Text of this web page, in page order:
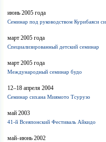
июнь 2005 года
Семинар под руководством Курибаяси
март 2005 года
Специализированный детский семинар
март 2005 года
Международный семинар будо
12–18 апреля 2004
Семинар сихана Миямото Тсурузо
май 2003
41-й Всеяпонский Фестиваль Айкидо
май–июнь 2002